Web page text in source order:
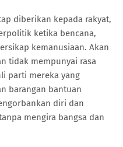
diberikan kepada rakyat,
ketika bencana,
kemanusiaan. Akan
tidak mempunyai rasa
parti mereka yang
barangan bantuan
diri dan
mengira bangsa dan